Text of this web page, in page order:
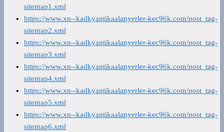
sitemap1.xml
https://www.xn--kadkyantikaalanyerler-kec96k.com/post_tag-
sitemap2.xml
https://www.xn--kadkyantikaalanyerler-kec96k.com/post_tag-
sitemap3.xml
https://www.xn--kadkyantikaalanyerler-kec96k.com/post_tag-
sitemap4.xml
https://www.xn--kadkyantikaalanyerler-kec96k.com/post_tag-
sitemap5.xml
https://www.xn--kadkyantikaalanyerler-kec96k.com/post_tag-
sitemap6.xml